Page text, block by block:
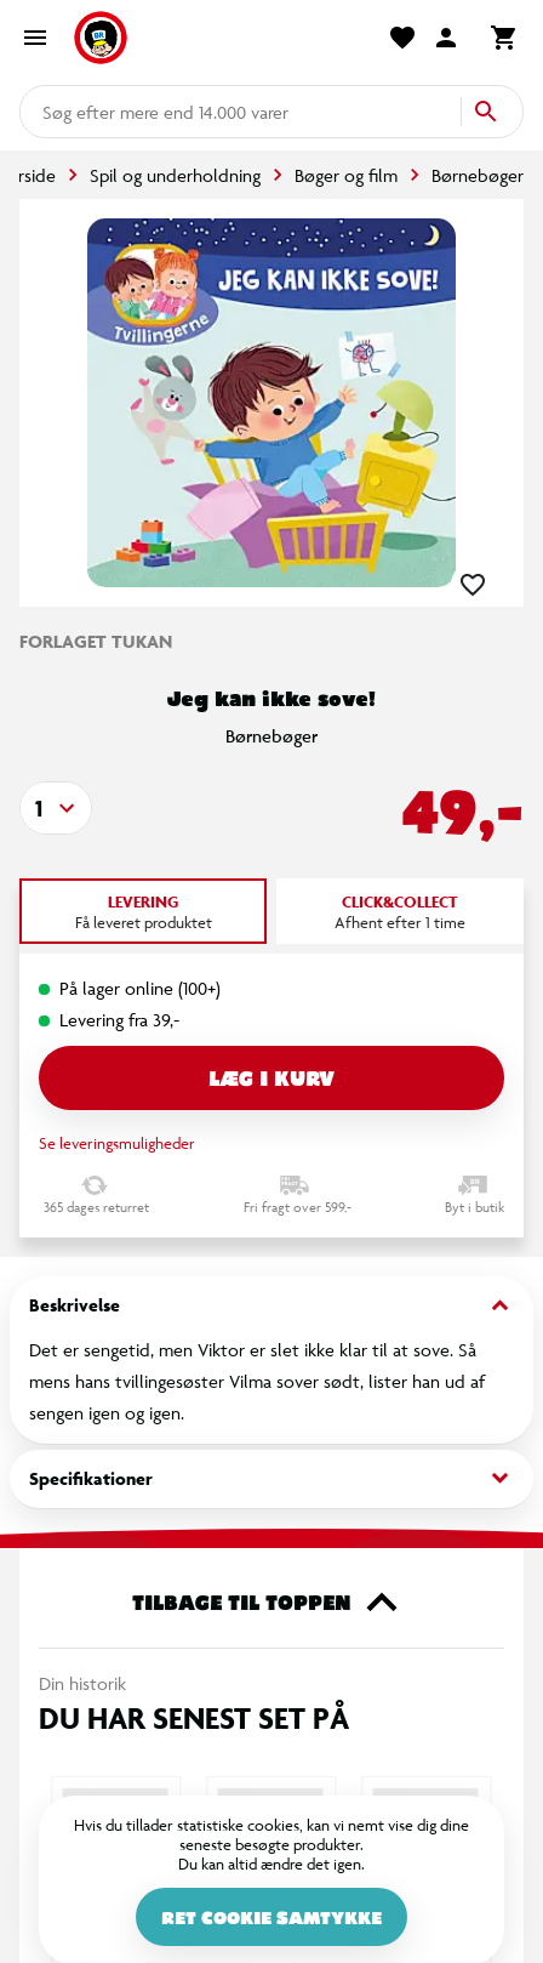
mere end 14.000 varer
Forside Spil og underholdning Bøger og film Børnebøger
FORLAGET TUKAN
Jeg kan ikke sove!
Børnebøger
49,-
1
LEVERING
Få leveret produktet
CLICK&COLLECT
Afhent efter 1 time
På lager online (100+)
Levering fra 39,-
LÆG I KURV
Se leveringsmuligheder
365 dages returret Fri fragt over 599,- Byt i butik
Beskrivelse keyboard_arrow_down
Det er sengetid, men Viktor er slet ikke klar til at sove. Så
mens hans tvillingesøster Vilma sover sødt, lister han ud af
sengen igen og igen.
Specifikationer keyboard_arrow_down
TILBAGE TIL TOPPEN
Din historik
DU HAR SENEST SET PÅ
Hvis du tillader statistiske cookies, kan vi nemt vise dig dine
seneste besøgte produkter.
Du kan altid ændre det igen.
RET COOKIE SAMTYKKE